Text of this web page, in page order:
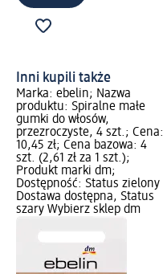
Inni kupili także
Marka: ebelin; Nazwa
produktu: Spiralne małe
gumki do włosów,
przezroczyste, 4 szt.; Cena:
10,45 zł; Cena bazowa: 4
szt. (2,61 zł za 1 szt.);
Produkt marki dm;
Dostępność: Status zielony
Dostawa dostępna, Status
szary Wybierz sklep dm